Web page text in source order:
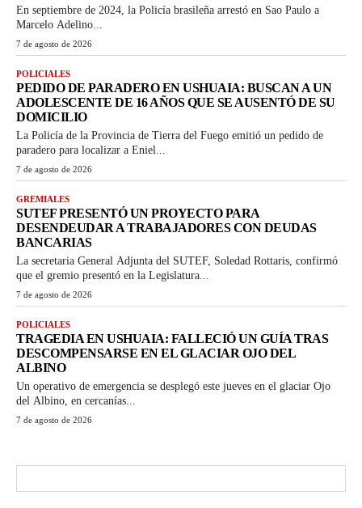
En septiembre de 2024, la Policía brasileña arrestó en Sao Paulo a
Marcelo Adelino...
7 de agosto de 2026
POLICIALES
PEDIDO DE PARADERO EN USHUAIA: BUSCAN A UN
ADOLESCENTE DE 16 AÑOS QUE SE AUSENTÓ DE SU
DOMICILIO
La Policía de la Provincia de Tierra del Fuego emitió un pedido de
paradero para localizar a Eniel...
7 de agosto de 2026
GREMIALES
SUTEF PRESENTÓ UN PROYECTO PARA
DESENDEUDAR A TRABAJADORES CON DEUDAS
BANCARIAS
La secretaria General Adjunta del SUTEF, Soledad Rottaris, confirmó
que el gremio presentó en la Legislatura...
7 de agosto de 2026
POLICIALES
TRAGEDIA EN USHUAIA: FALLECIÓ UN GUÍA TRAS
DESCOMPENSARSE EN EL GLACIAR OJO DEL
ALBINO
Un operativo de emergencia se desplegó este jueves en el glaciar Ojo
del Albino, en cercanías...
7 de agosto de 2026